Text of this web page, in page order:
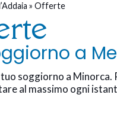
» Offerte
a
soggiorno a Minorca.
al massimo ogni